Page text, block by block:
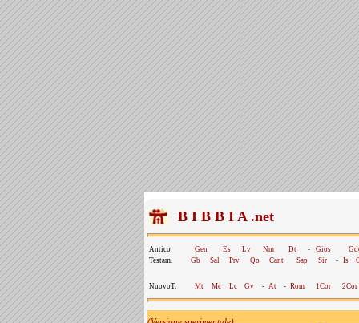
B I B B I A .net
Antico Gen Es Lv Nm Dt - Gios
Testam.
Gb Sal Prv Qo Cant Sap Sir - Is
NuovoT. Mt Mc Lc Gv - At - Rom 1Cor 2Cor